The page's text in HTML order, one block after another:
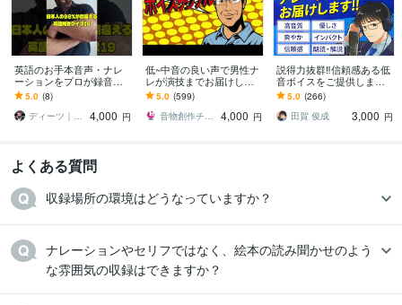
英語のお手本音声・ナレ
ーションをプロが録音し
ます 【全国優勝9回コー
チ】声優歴20年のネイテ
ィブ
5.0 (8)
ディーツ｜全国優勝9回英語スピーチコーチ
4,000 円
低~中音の良い声で男性ナ
レが演技までお届けしま
す 低中域の声でナレから
演技まで対応！迫力~おも
しろ系自信あり！
5.0 (599)
音物創作チーム「UMEX」
4,000 円
説得力抜群‼信頼感ある低
音ボイスをご提供します
【実績400件超】企業VP
等に最適な落ち着いたナ
レーション
5.0 (266)
田賀 俊成
3,000 円
よくある質問
収録場所の環境はどうなっていますか？
ナレーションやセリフではなく、絵本の読み聞かせのよう
な雰囲気の収録はできますか？